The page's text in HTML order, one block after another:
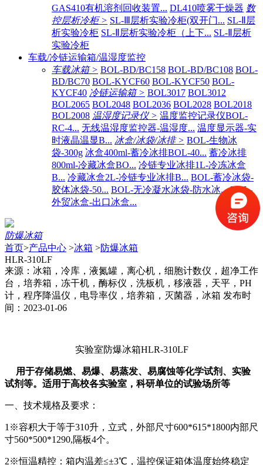
GAS410有机溶剂回收装置... DL410喷雾干燥器 数
控层析冷柜 > SL-Ⅲ层析实验冷柜(双开门... SL-Ⅱ层
析实验冷柜 SL-Ⅱ层析实验冷柜（上下... SL-Ⅱ层析
实验冷柜
车载/冷链运输箱/温湿度监控
车载冰箱 > BOL-BD/BC158 BOL-BD/BC108 BOL-
BD/BC70 BOL-KYCF60 BOL-KYCF50 BOL-
KYCF40 冷链运输箱 > BOL3017 BOL3012
BOL2065 BOL2048 BOL2036 BOL2028 BOL2018
BOL2008 温湿度记录仪 > 温度监控记录仪BOL-
RC-4... 无线温湿度监控器-温湿度... 温度显示器-实
时液晶温显B... 冰盒/冰袋/冰排 > BOL-生物冰
袋-300g 冰盒400ml-蓄冷冰排BOL-40... 蓄冷冰排
800ml-冷藏冰盒BO... 冷链专业冰排1L-冷冻冰盒
B... 冷藏冰盒2L-冷链专业冰排B... BOL-蓄冷冰袋-
胶体冰袋-50... BOL-无冷凝水冰袋-防水冰... BOL-
外贸冰盒-出口冰盒...
防爆冰箱
首页>产品中心 >冰箱 >防爆冰箱
HLR-310LF
来源：冰箱，冷库，液氮罐，离心机，细胞计数仪，超净工作
台，培养箱，冻干机，酶标仪，洗板机，移液器，天平，PH
计，程序降温仪，电导率仪，培养箱，灭菌器，冰箱 发布时
间：2023-01-06
实验室防爆冰箱HLR-310LF
用于存储易燃、易爆、易蒸发、易腐蚀等化学试剂、实验
试剂等。适用于高校各实验室，科研单位的试验场所等
一、技术规格及要求：
1※容积大于等于310升，立式，外部尺寸600*615*1800内部尺
寸560*500*1290,隔板4个。
2※恒温精控：箱内温差≤±3℃，温控保证箱体温度始终稳定